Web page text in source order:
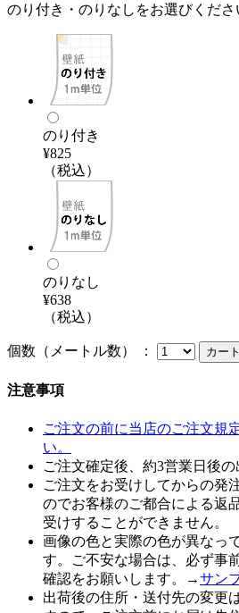
のり付き・のりなしをお選びくださ
のり付き
¥825
（税込）
のりなし
¥638
（税込）
個数（メートル数） ：
注意事項
ご注文の前に当店のご注文規
い。
ご注文確定後、約3営業日後の
ご注文をお受けしてからの発
のでお客様のご都合による返
受けすることができません。
画像の色と実際の色が異なっ
す。ご不安な場合は、必ず事
確認をお願いします。→サン
出荷後の住所・送付先の変更